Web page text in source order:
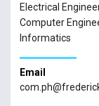
Electrical
Computer
Informatics
Email